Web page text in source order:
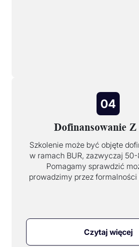
04
Dofinansowanie
Szkolenie może być objęte
w ramach BUR, zazwyczaj
Pomagamy sprawdzić
prowadzimy przez formalności
Czytaj więcej